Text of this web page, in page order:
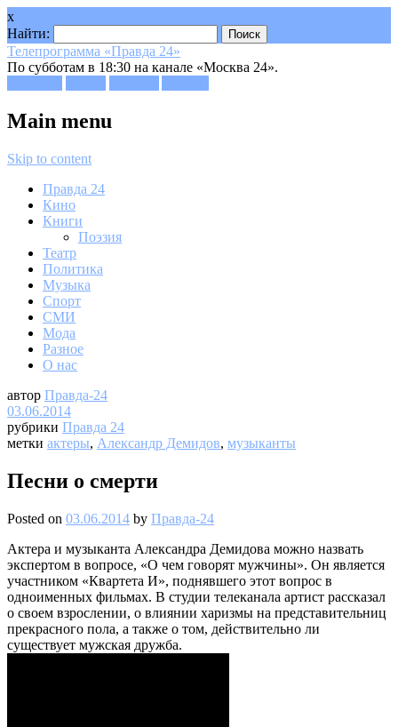
x
Найти:
Телепрограмма «Правда 24»
По субботам в 18:30 на канале «Москва 24».
Main menu
Skip to content
Правда 24
Кино
Книги
Поэзия
Театр
Политика
Музыка
Спорт
СМИ
Мода
Разное
О нас
автор Правда-24
03.06.2014
рубрики Правда 24
метки актеры, Александр Демидов, музыканты
Песни о смерти
Posted on 03.06.2014 by Правда-24
Актера и музыканта Александра Демидова можно назвать
экспертом в вопросе, «О чем говорят мужчины». Он является
участником «Квартета И», поднявшего этот вопрос в
одноименных фильмах. В студии телеканала артист рассказал
о своем взрослении, о влиянии харизмы на представительниц
прекрасного пола, а также о том, действительно ли
существует мужская дружба.